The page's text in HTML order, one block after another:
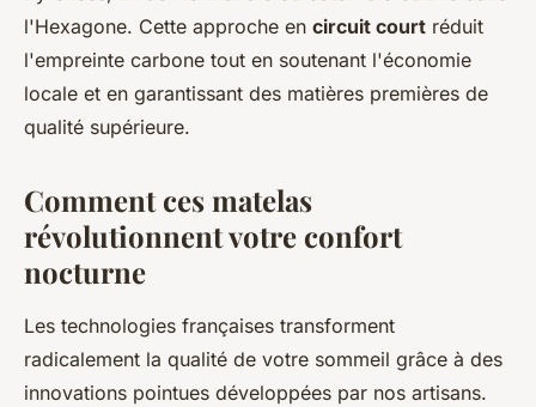
l'Hexagone. Cette approche en circuit court réduit
l'empreinte carbone tout en soutenant l'économie
locale et en garantissant des matières premières de
qualité supérieure.
Comment ces matelas
révolutionnent votre confort
nocturne
Les technologies françaises transforment
radicalement la qualité de votre sommeil grâce à des
innovations pointues développées par nos artisans.